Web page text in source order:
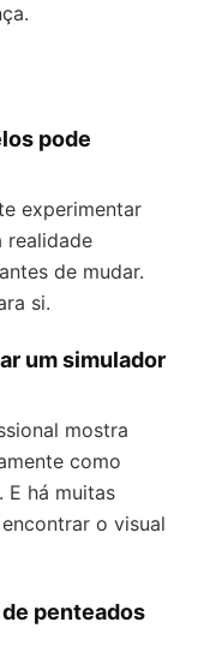
pode
experimentar
realidade
de mudar.
si.
um simulador
mostra
como
há muitas
o visual
penteados